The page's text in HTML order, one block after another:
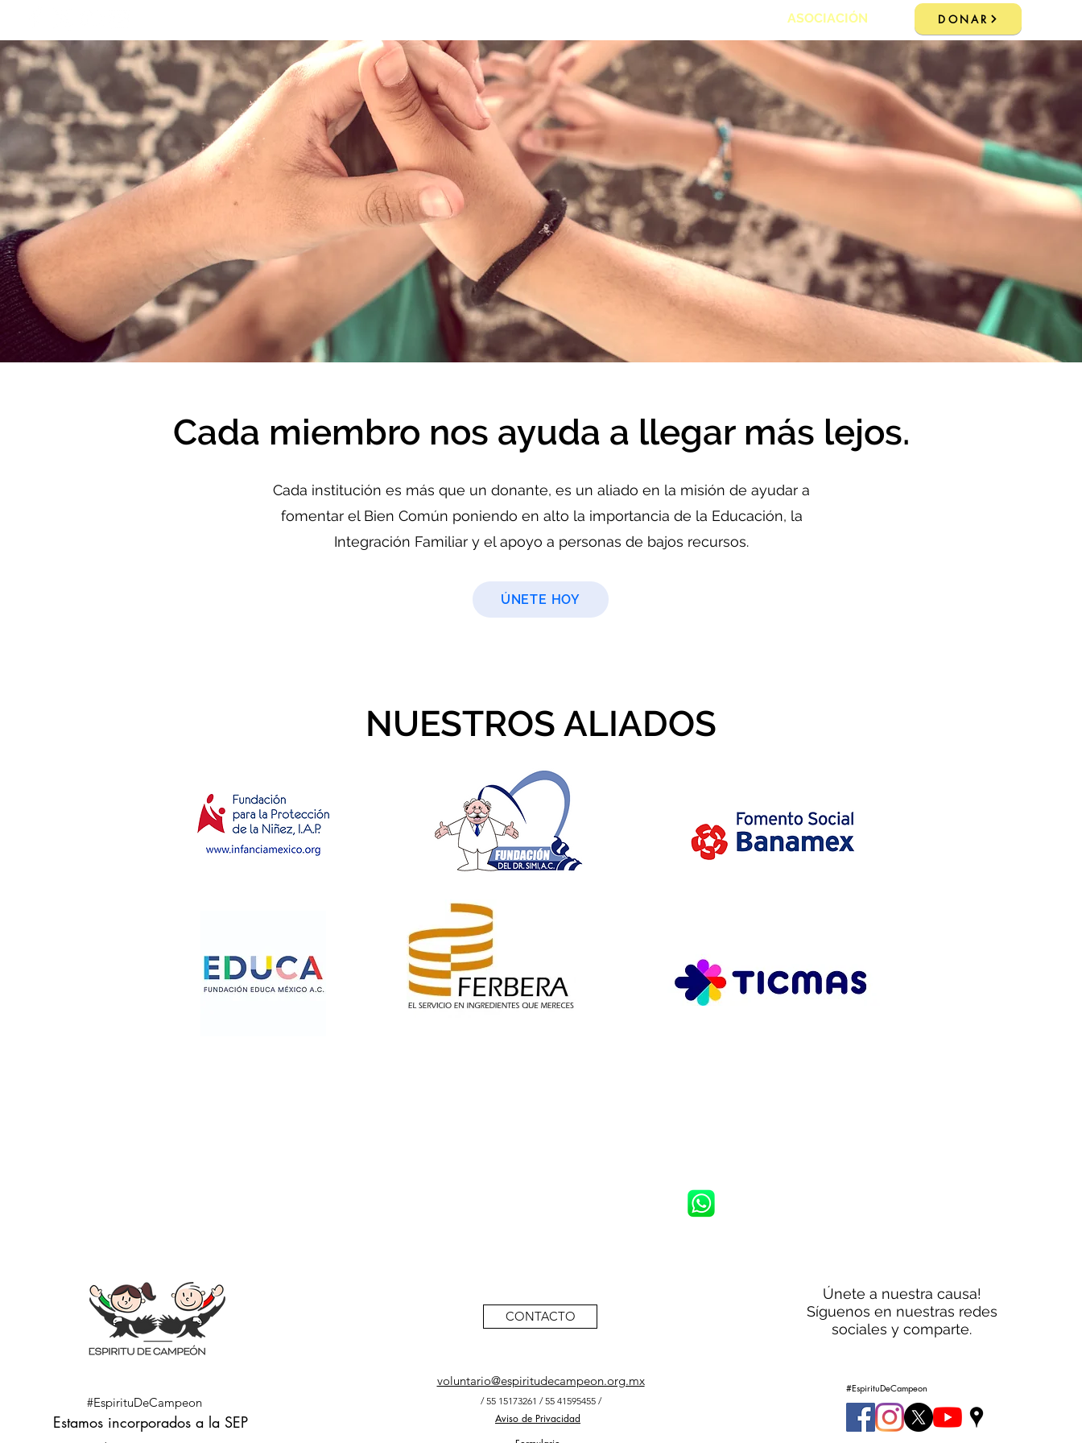
ASOCIACIÓN DONAR
Cada miembro nos ayuda a llegar más lejos.
Cada institución es más que un donante, es un aliado en la misión de ayudar a
fomentar el Bien Común poniendo en alto la importancia de la Educación, la
Integración Familiar y el apoyo a personas de bajos recursos.
ÚNETE HOY
NUESTROS ALIADOS
#EspirituDeCampeon
Estamos incorporados a la SEP
CONTACTO
voluntario@espiritudecampeon.org.mx
/ 55 15173261 / 55 41595455 /
Aviso de Privacidad
Únete a nuestra causa!
Síguenos en nuestras redes
sociales y comparte.
#EspirituDeCampeon